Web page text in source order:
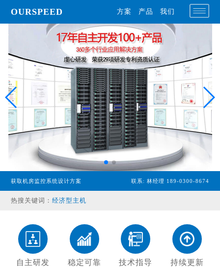
OURSPEED 方案 产品 我们
获取机房监控系统设计方案 联系: 林经理 189-0300-8674
热搜关键词：经济型主机
温湿度传感器
配电监控设备
气体监控设备
其他配件产品
自主研发 稳定可靠 技术指导 持续更新